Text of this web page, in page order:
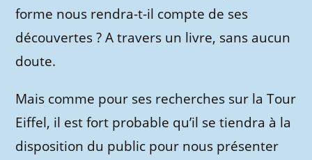
forme nous rendra-t-il compte de ses
découvertes ? A travers un livre, sans aucun
doute.
Mais comme pour ses recherches sur la Tour
Eiffel, il est fort probable qu’il se tiendra à la
disposition du public pour nous présenter